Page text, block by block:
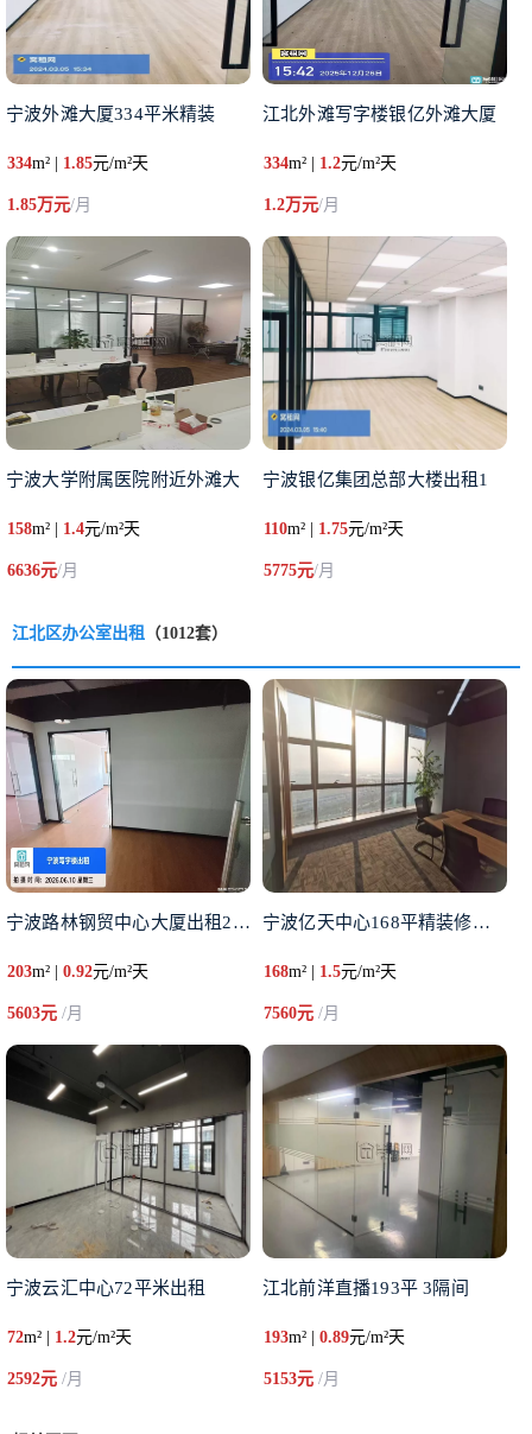
宁波外滩大厦334平米精装
334m² | 1.85元/m²天
1.85万元/月
江北外滩写字楼银亿外滩大厦
334m² | 1.2元/m²天
1.2万元/月
宁波大学附属医院附近外滩大
158m² | 1.4元/m²天
6636元/月
宁波银亿集团总部大楼出租1
110m² | 1.75元/m²天
5775元/月
江北区办公室出租 （1012套）
宁波路林钢贸中心大厦出租220
203m² | 0.92元/m²天
5603元 /月
宁波亿天中心168平精装修布局
168m² | 1.5元/m²天
7560元/月
宁波云汇中心72平米出租
72m² | 1.2元/m²天
2592元 /月
江北前洋直播193平 3隔间
193m² |0.89元/m²天
5153元/月